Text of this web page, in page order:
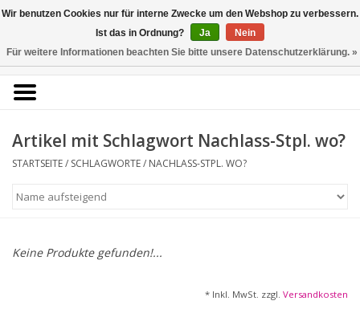
0 Artikel - €0,00
Kunstantiquariat
Rolf Brehmer
Portal für Grafik aus 5
KÜNSTLERLISTE
Startseite
Alle Werke
Artikel mit Schlagwort Nachlass-Stpl. wo?
STARTSEITE/ SCHLAGWORTE/ NACHLASS-STPL. WO?
Keine Produkte gefunden!...
* Inkl. MwSt. zzgl. Versandkosten
Wir benutzen Cookies nur für interne Zwecke um den Webshop zu verbessern.
Ist das in Ordnung?
Ja
Nein
Für weitere Informationen beachten Sie bitte unsere Datenschutzerklärung. »